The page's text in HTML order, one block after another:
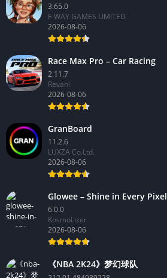
3.65.0
F-WAY GAMES LIMITED
2026-08-06
Race Max Pro – Car Racing
2.11.7
Revani
2026-08-06
GranBoard
11.2.6
LUXZA Co.Ltd.
2026-08-06
Glowee – Shine in Every Pixel
6.0.0
KosmoLizer
2026-08-06
《NBA 2K24》梦幻球队